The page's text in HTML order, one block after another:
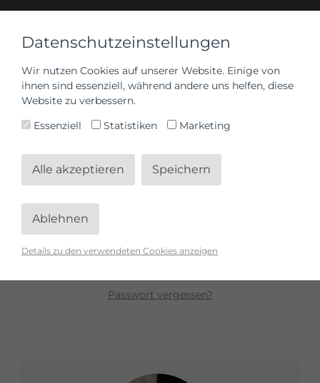
Datenschutzeinstellungen
Wir nutzen Cookies auf unserer Website. Einige von
ihnen sind essenziell, während andere uns helfen, diese
Website zu verbessern.
Essenziell
Statistiken Marketing
Alle akzeptieren Speichern
Ablehnen
Details zu den verwendeten Cookies anzeigen
Anmelden
Passwort vergessen?